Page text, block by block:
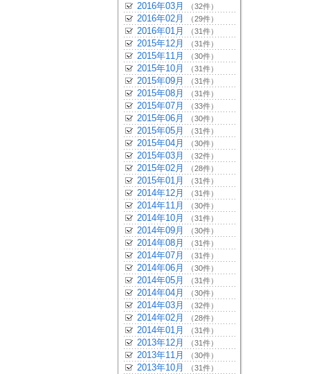
2016年03月 （32件）
2016年02月 （29件）
2016年01月 （31件）
2015年12月 （31件）
2015年11月 （30件）
2015年10月 （31件）
2015年09月 （31件）
2015年08月 （31件）
2015年07月 （33件）
2015年06月 （30件）
2015年05月 （31件）
2015年04月 （30件）
2015年03月 （32件）
2015年02月 （28件）
2015年01月 （31件）
2014年12月 （31件）
2014年11月 （30件）
2014年10月 （31件）
2014年09月 （30件）
2014年08月 （31件）
2014年07月 （31件）
2014年06月 （30件）
2014年05月 （31件）
2014年04月 （30件）
2014年03月 （32件）
2014年02月 （28件）
2014年01月 （31件）
2013年12月 （31件）
2013年11月 （30件）
2013年10月 （31件）